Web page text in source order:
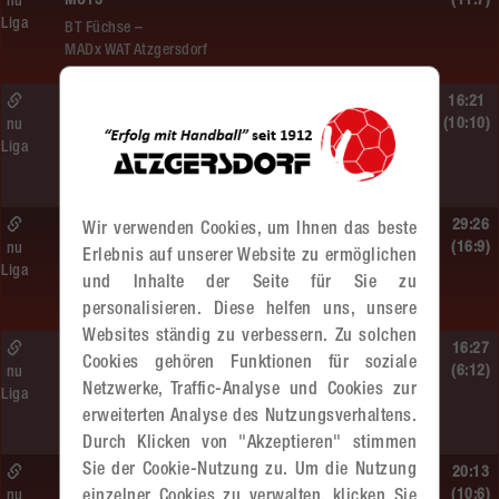
BT Füchse –
MADx WAT Atzgersdorf
Liga
SG HIT/UHC Absam –
MADx WAT Atzgersdorf
nu
Liga
16:21
(10:10)
So. 14.06.2026 | 13:20 Uhr |
MU13
Sportunion DIE FALKEN St. Pölten –
MADx WAT Atzgersdorf
nu
Liga
29:26
(16:9)
MU13
MADx WAT Atzgersdorf –
roomz JAGS Devils
nu
Liga
16:27
(6:12)
So. 14.06.2026 | 10:30 Uhr |
20:13
Wir verwenden Cookies, um Ihnen das beste
Erlebnis auf unserer Website zu ermöglichen
und Inhalte der Seite für Sie zu
personalisieren. Diese helfen uns, unsere
Websites ständig zu verbessern. Zu solchen
Cookies gehören Funktionen für soziale
Netzwerke, Traffic-Analyse und Cookies zur
erweiterten Analyse des Nutzungsverhaltens.
Durch Klicken von "Akzeptieren" stimmen
Sie der Cookie-Nutzung zu. Um die Nutzung